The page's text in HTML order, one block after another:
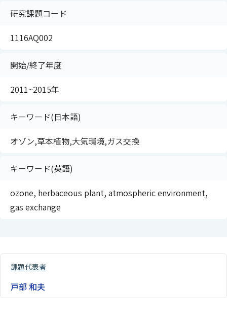
研究課題コード
1116AQ002
開始/終了年度
2011~2015年
キーワード(日本語)
オゾン,草本植物,大気環境,ガス交換
キーワード(英語)
ozone, herbaceous plant, atmospheric environment,
gas exchange
課題代表者
戸部 和夫